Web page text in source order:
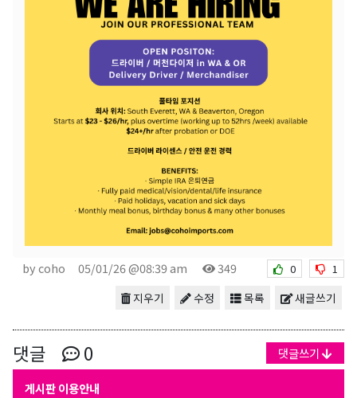
by coho 05/01/26 @08:39 am 349 0 1
새글쓰기
목록
수정
지우기
댓글 0 댓글쓰기
게시판 이용안내